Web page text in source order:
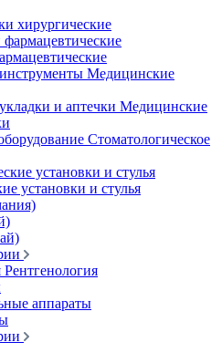
хирургические
Медицинские
Медицинские
Стоматологическое
установки и стулья
Рентгенология
аппараты